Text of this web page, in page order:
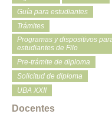
Guía para estudiantes
Trámites
Programas y dispositivos
estudiantes de Filo
Pre-trámite de diploma
Solicitud de diploma
UBA XXII
Docentes